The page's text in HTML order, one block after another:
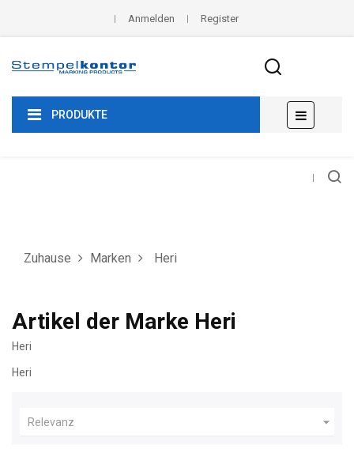
Anmelden Register
PRODUKTE
der
☰
Zuhause Marken Heri
Artikel der Marke Heri
Heri
Heri
Relevanz 